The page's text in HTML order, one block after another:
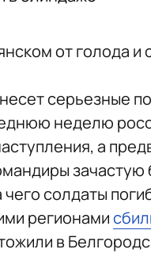
от голода и
серьезные
неделю
а
солдаты
регионами
в